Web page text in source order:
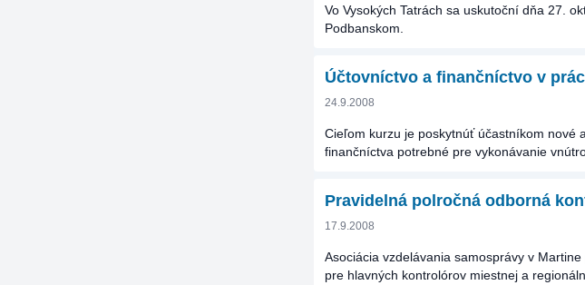
Vo Vysokých Tatrách sa uskutoční dňa 27.
Podbanskom.
Účtovníctvo a finančníctvo v
24.9.2008
Cieľom kurzu je poskytnúť účastníkom nové
finančníctva potrebné pre vykonávanie
Pravidelná polročná odborná
17.9.2008
Asociácia vzdelávania samosprávy v
pre hlavných kontrolórov miestnej a